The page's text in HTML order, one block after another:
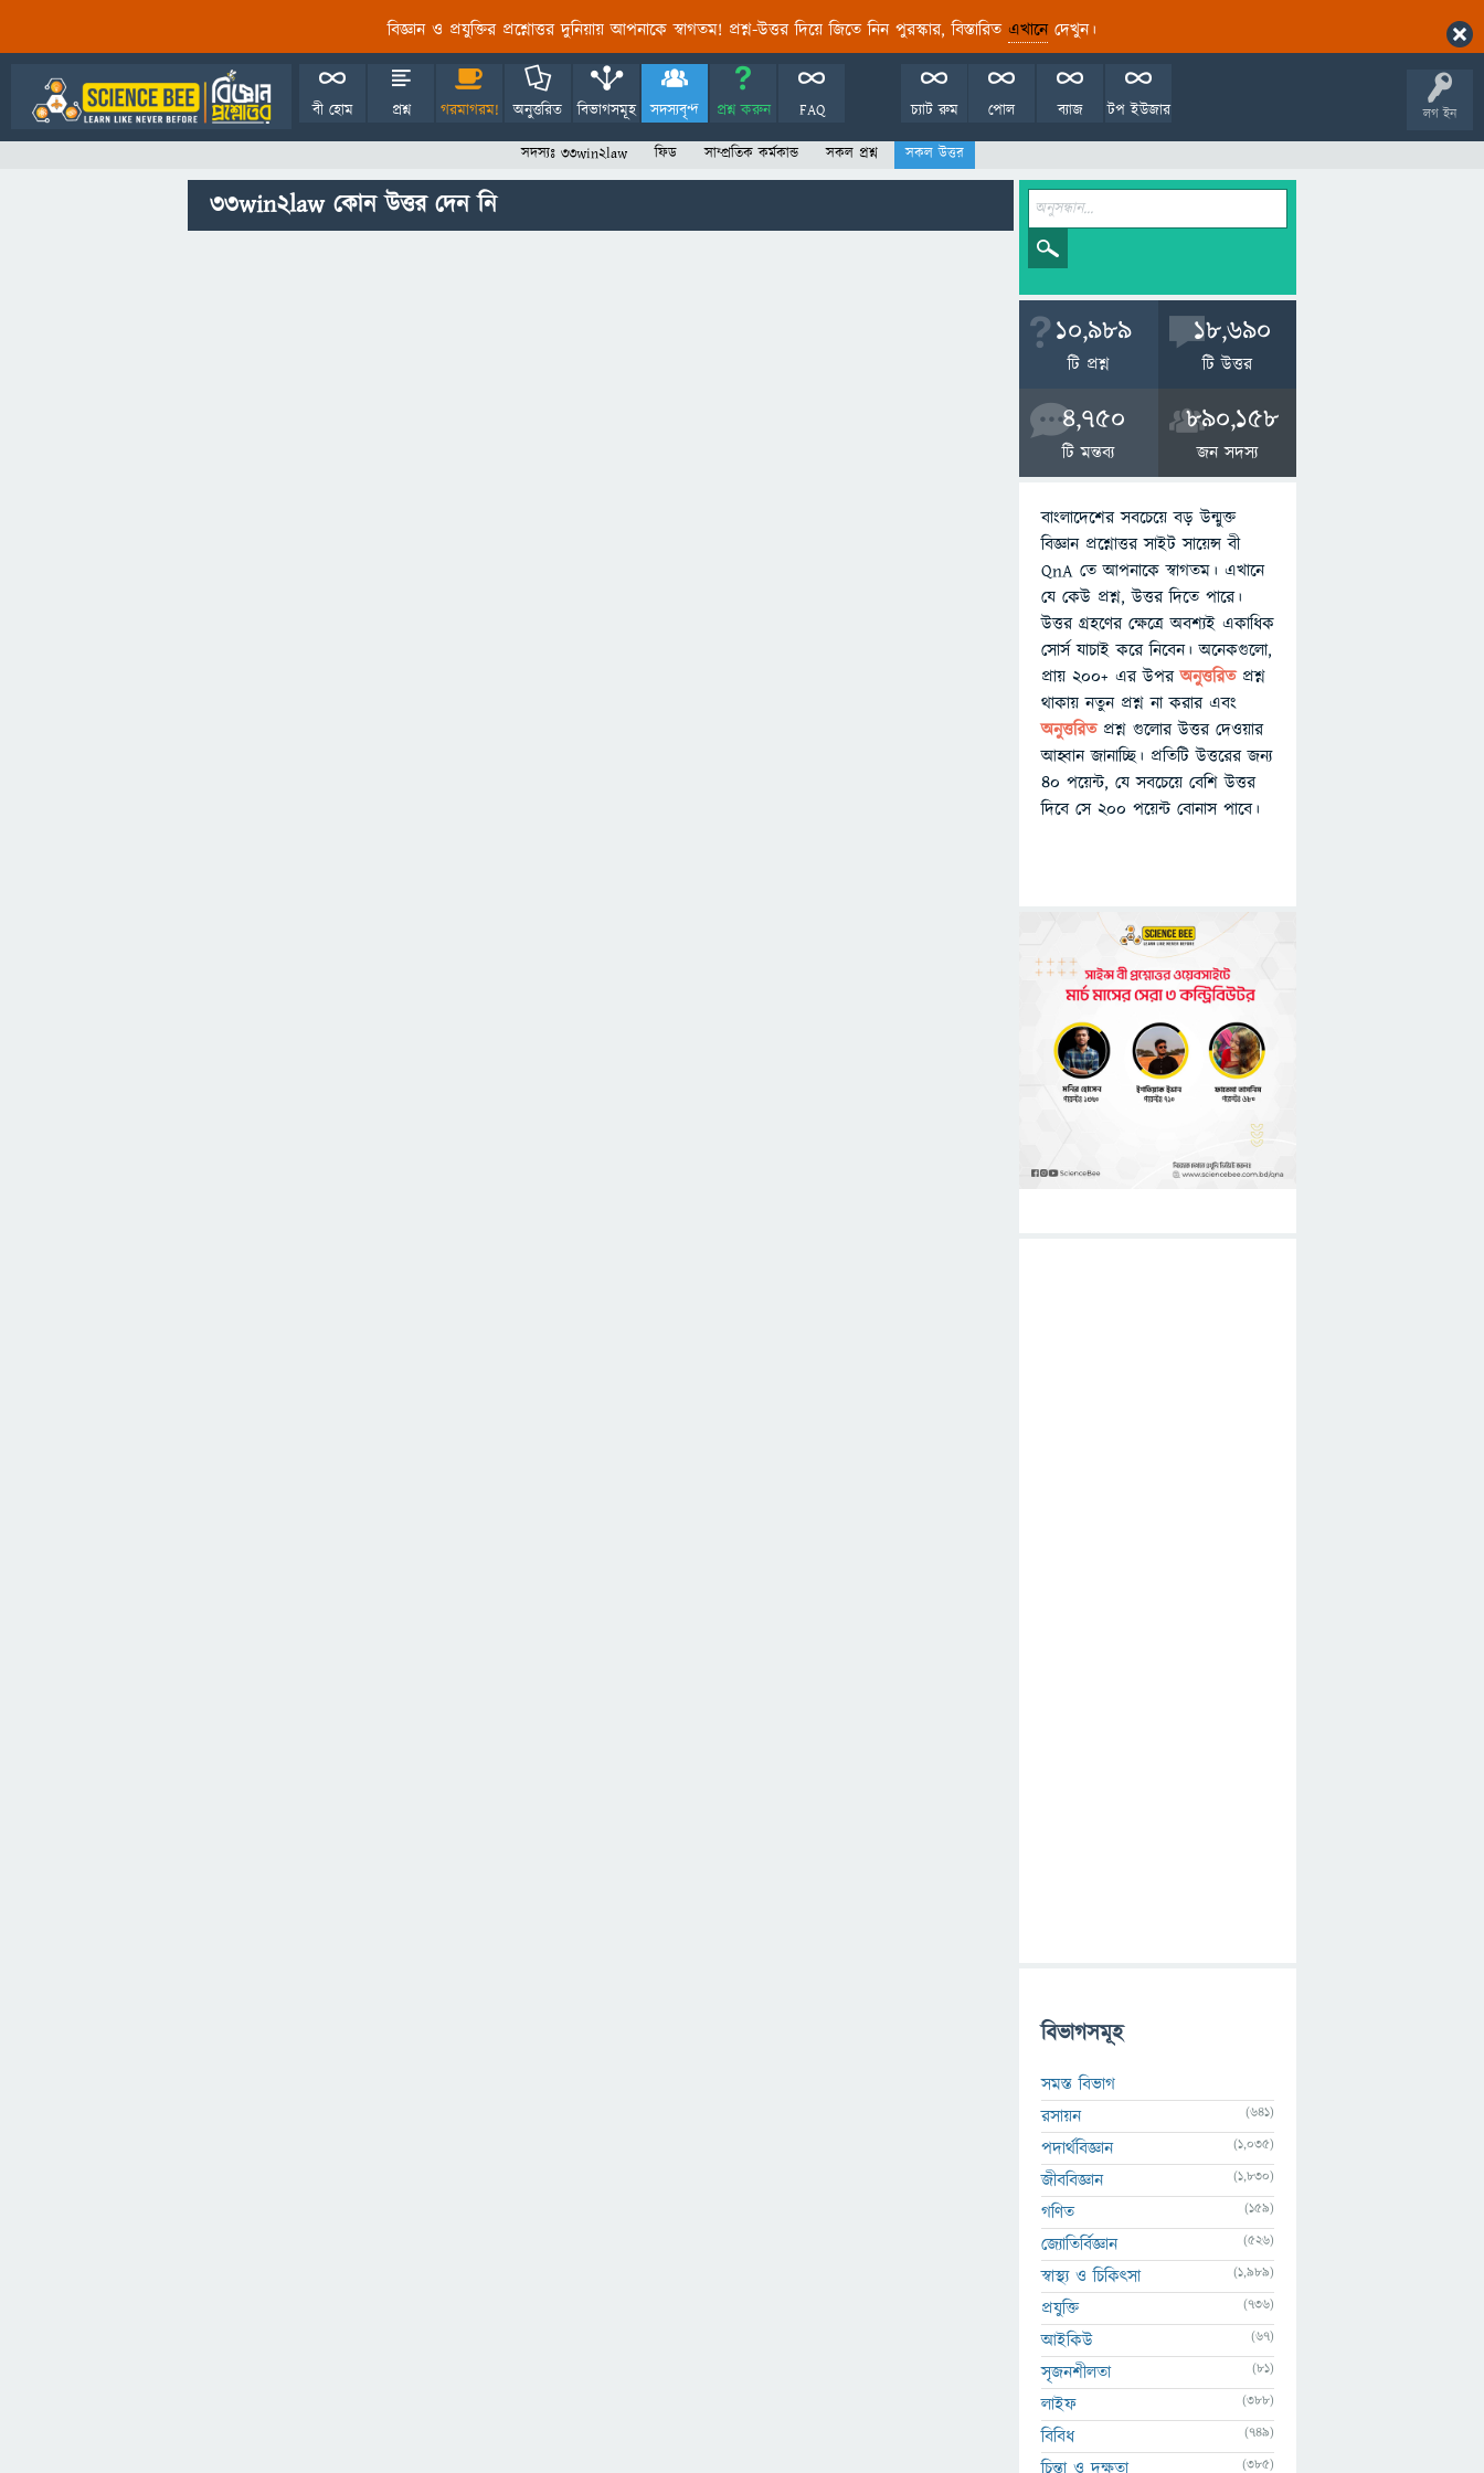
বিজ্ঞান ও প্রযুক্তির প্রশ্নোত্তর দুনিয়ায় আপনাকে স্বাগতম! প্রশ্ন-উত্তর দিয়ে জিতে নিন পুরস্কার, বিস্তারিত এখানেদেখুন।
লগ ইন
বী হোম প্রশ্ন গরমাগরম! অনুত্তরিত বিভাগসমূহ সদস্যবৃন্দ প্রশ্ন করুন FAQ টপ ইউজার
ব্যাজ
পোল
চ্যাট রুম
সদস্যঃ 33win2law ফিড সাম্প্রতিক কর্মকান্ড সকল প্রশ্ন সকল উত্তর
33win2law কোন উত্তর দেন নি
10,989
টি প্রশ্ন
18,690
টি উত্তর
4,750
টি মন্তব্য
890,158
জন সদস্য
বাংলাদেশের সবচেয়ে বড় উন্মুক্ত
বিজ্ঞান প্রশ্নোত্তর সাইট সায়েন্স বী
QnA তে আপনাকে স্বাগতম। এখানে
যে কেউ প্রশ্ন, উত্তর দিতে পারে।
উত্তর গ্রহণের ক্ষেত্রে অবশ্যই একাধিক
সোর্স যাচাই করে নিবেন। অনেকগুলো,
প্রায় ২০০+ এর উপরঅনুত্তরিতপ্রশ্ন
থাকায় নতুন প্রশ্ন না করার এবং
অনুত্তরিত প্রশ্ন গুলোর উত্তর দেওয়ার
আহ্বান জানাচ্ছি। প্রতিটি উত্তরের জন্য
৪০ পয়েন্ট, যে সবচেয়ে বেশি উত্তর
দিবে সে ২০০ পয়েন্ট বোনাস পাবে।
বিভাগসমূহ
সমস্ত বিভাগ
রসায়ন
(641)
পদার্থবিজ্ঞান (1,035)
জীববিজ্ঞান (1,830)
গণিত (159)
জ্যোতির্বিজ্ঞান (526)
স্বাস্থ্য ও চিকিৎসা (1,989)
প্রযুক্তি (736)
আইকিউ (67)
সৃজনশীলতা (81)
লাইফ (388)
বিবিধ (749)
চিন্তা ও দক্ষতা (385)